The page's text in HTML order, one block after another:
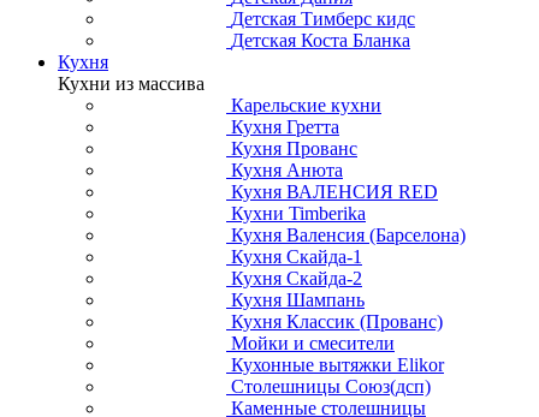
Детская Тимберс кидс
Детская Коста Бланка
Кухня
Кухни из массива
Карельские кухни
Кухня Гретта
Кухня Прованс
Кухня Анюта
Кухня ВАЛЕНСИЯ RED
Кухни Timberika
Кухня Валенсия (Барселона)
Кухня Скайда-1
Кухня Скайда-2
Кухня Шампань
Кухня Классик (Прованс)
Мойки и смесители
Кухонные вытяжки Elikor
Столешницы Союз(дсп)
Каменные столешницы